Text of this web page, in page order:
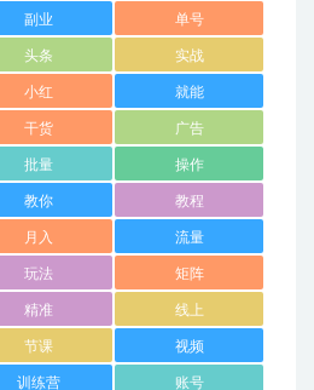
副业 单号
头条 实战
小红 就能
干货 广告
批量 操作
教你 教程
月入 流量
玩法 矩阵
精准 线上
节课 视频
训练营 账号